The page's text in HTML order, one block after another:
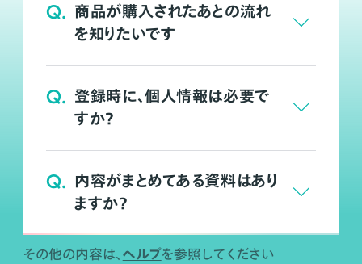
Q. 商品が購入されたあとの流れ
を知りたいです
Q. 登録時に、個人情報は必要で
すか？
Q. 内容がまとめてある資料はあり
ますか？
その他の内容は、 ヘルプを参照してください